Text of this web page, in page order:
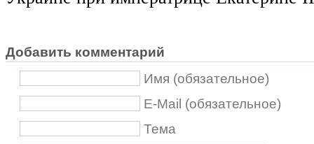
Добавить комментарий
Имя (обязательное)
E-Mail (обязательное)
Тема